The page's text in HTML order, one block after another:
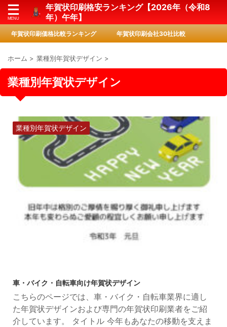
年賀状印刷格安ランキング【2026年（令和8
年）午年】
年賀状印刷価格比較ランキング 年賀状印刷会社30社比較
ホーム > 業種別年賀状デザイン >
業種別年賀状デザイン
業種別年賀状デザイン
車・バイク・自転車向け年賀状デザイン
こちらのページでは、車・バイク・自転車業界に適し
た年賀状デザインおよび専門の年賀状印刷業者をご紹
介しています。 タイトル 今年もあなたの移動を支えま